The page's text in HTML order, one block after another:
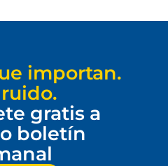
importan.
gratis a
boletín